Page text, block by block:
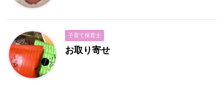
子育て保育士
お取り寄せ